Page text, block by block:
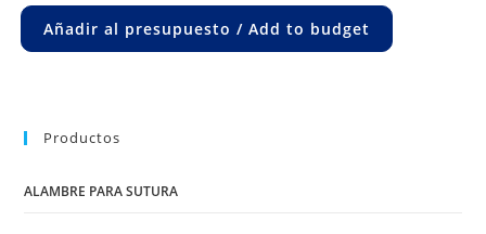
Añadir al presupuesto / Add to budget
Productos
ALAMBRE PARA SUTURA